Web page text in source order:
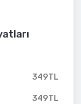
349TL
349TL